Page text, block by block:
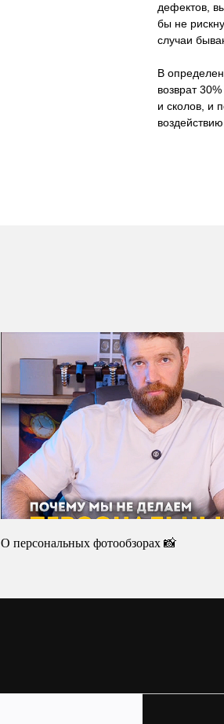
дефектов,
бы не
случаи
В
возврат
и сколов, и
О персональных фотообзорах 📸